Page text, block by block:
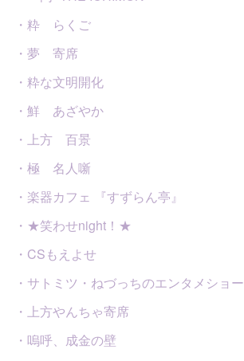
・粋 らくご
・夢 寄席
・粋な文明開化
・鮮 あざやか
・上方 百景
・極 名人噺
・楽器カフェ 『すずらん亭』
・★笑わせnight！★
・CSもえよせ
・サトミツ・ねづっちのエンタメショー
・上方やんちゃ寄席
・嗚呼、成金の壁